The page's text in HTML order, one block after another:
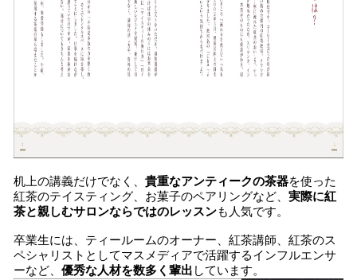
机上の講義だけでなく、 貴重なアンティークの茶器を使った
紅茶のテイスティング、お菓子のペアリングなど、 実際に紅
茶と親しむサロンならではのレッスンも人気です。
卒業生には、ティールームのオーナー、紅茶講師、紅茶のス
ペシャリストとしてマスメディアで活躍するインフルエンサ
ーなど、 優秀な人材を数多く輩出 しています。